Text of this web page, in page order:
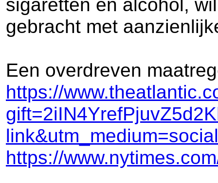
sigaretten en alcohol,
gebracht met
Een overdreven
https://
https://